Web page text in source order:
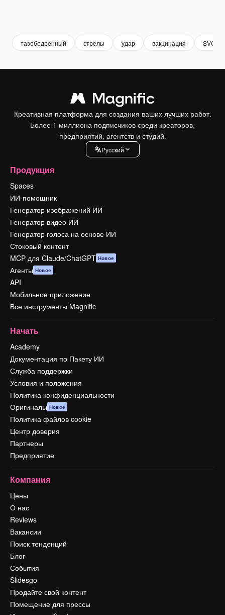
тазобедренный стрелы удар вакцинация SVG
Креативная платформа для создания ваших лучших работ.
Более 1 миллиона подписчиков среди креаторов,
предприятий, агентств и студий.
Pусский
Продукция
Spaces
ИИ-помощник
Генератор изображений ИИ
Генератор видео ИИ
Генератор голоса на основе ИИ
Стоковый контент
MCP для Claude/ChatGPT Новое
Агенты Новое
API
Мобильное приложение
Все инструменты Magnific
Начать
Academy
Документация по Пакету ИИ
Служба поддержки
Условия и положения
Политика конфиденциальности
Оригиналы Новое
Политика файлов cookie
Центр доверия
Партнеры
Предприятие
Компания
Цены
О нас
Reviews
Вакансии
Поиск тенденций
Блог
События
Slidesgo
Продайте свой контент
Помещение для прессы